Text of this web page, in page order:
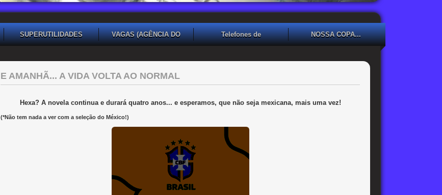
SUPERUTILIDADES
VAGAS (AGÊNCIA DO
Telefones de
NOSSA COPA...
E AMANHÃ... A VIDA VOLTA AO NORMAL
Hexa? A novela continua e durará quatro anos... e esperamos, que não seja mexicana, mais uma vez!
(*Não tem nada a ver com a seleção do México!)